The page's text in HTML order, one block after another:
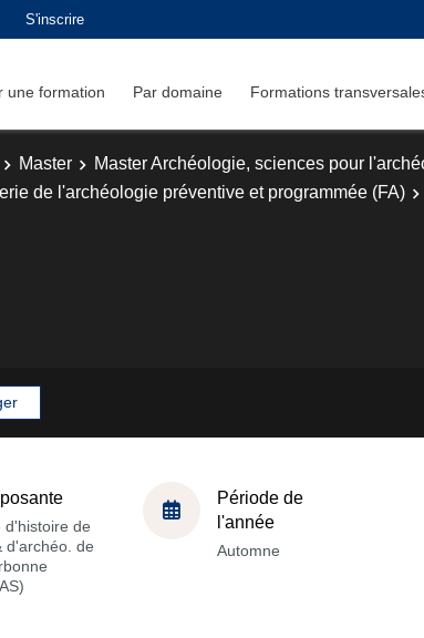
S'inscrire
une formation Par domaine Formations
Master
Master Archéologie, sciences pour
de l'archéologie préventive et programmée (FA)
d'histoire de
d'archéo. de
Période de
l'année
Automne